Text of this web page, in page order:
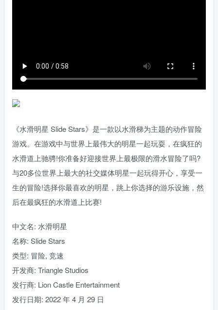
《水滑明星 Slide Stars》是一款以水滑梯为主题的动作冒险
游戏。在游戏中与世界上最伟大的明星一起玩耍，在疯狂的
水滑道上驰骋!你准备好迎接世界上最极限的滑水冒险了吗?
与20多位世界上最大的社交媒体明星一起玩得开心，享受一
生的冒险!选择你最喜欢的明星，跳上你选择的游乐设施，然
后在最疯狂的水滑道上比赛!
中文名: 水滑明星
名称: Slide Stars
类型: 冒险, 竞速
开发商: Triangle Studios
发行商: Lion Castle Entertainment
发行日期: 2022 年 4 月 29 日